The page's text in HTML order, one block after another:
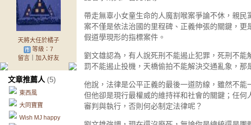
天將大任於橘子
等級：7
留言｜ 加入好友
文章推薦人 (5)
東西風
大同寶寶
Wish MJ happy
帶走無辜小女童生命的人魔割喉案爭論不休，親
案不僅是依法治國的里程碑、正義伸張的關鍵，更
假道學現形的指標案件。
劉文雄認為，有人說死刑不能遏止犯罪，死刑不
罰不能遏止投機，天橋偷拍不能解決交通亂象，那
他說，法律是公平正義的最後一道防線，雖然不能
但他卻是現行最權威的維持祥和社會的關鍵；任何
審判與執行，否則何必制定法律呢？